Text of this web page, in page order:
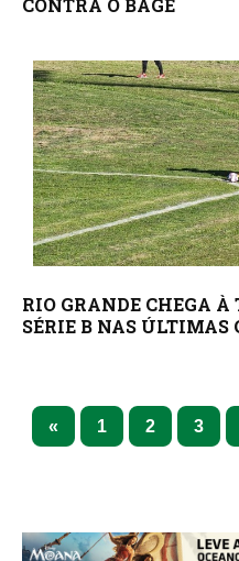
CONTRA O BAGÉ
RIO GRANDE CHEGA
SÉRIE B NAS ÚLTIMAS
1 2 3